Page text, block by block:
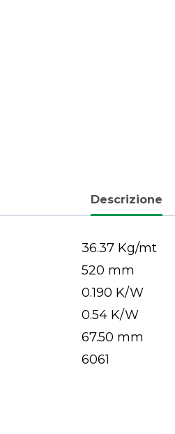
Descrizione
36.37 Kg/mt
520 mm
0.190 K/W
0.54 K/W
67.50 mm
6061